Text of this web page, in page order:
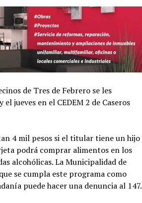
de Tres de Febrero se les
jueves en el CEDEM 2 de Caseros
4 mil pesos si el titular tiene un hijo
podrá comprar alimentos en los
alcohólicas. La Municipalidad de
se cumpla este programa como
puede hacer una denuncia al 147.